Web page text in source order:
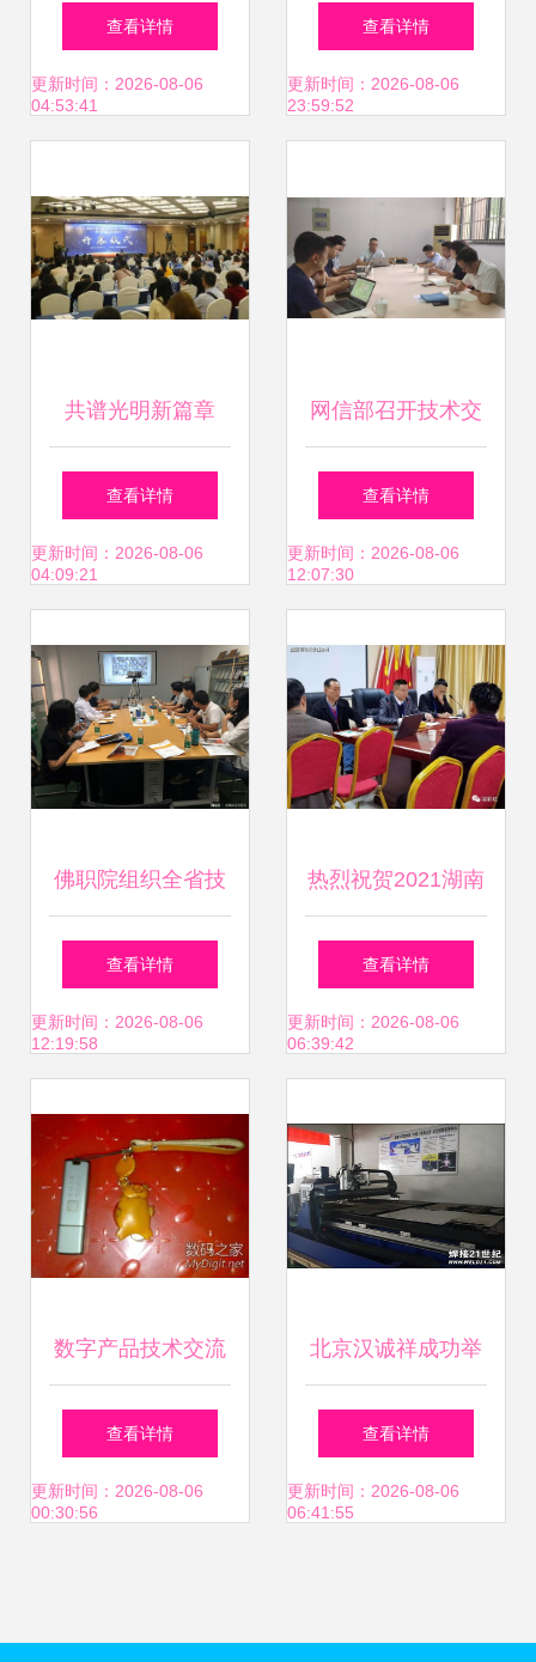
办“华为在新疆空
管”技术交流讲座，
章
查看详情
更新时间：2026-08-06
04:53:41
Kalibrix公司深化技
术合作，共拓全球
查看详情
更新时间：2026-08-06
23:59:52
共谱光明新篇章
2019西部干眼及眼
表疾病新技术学术
查看详情
更新时间：2026-08-06
04:09:21
网信部召开技术交
流座谈会，共绘网
络强国发展新蓝图
查看详情
更新时间：2026-08-06
12:07:30
佛职院组织全省技
工院校名师培训班
赴广东银纳开展3D
查看详情
更新时间：2026-08-06
12:19:58
热烈祝贺2021湖南
国彩技术交流与新
品推介会圆满落
图
查看详情
更新时间：2026-08-06
06:39:42
数字产品技术交流
构建开发者生态的
关键平台
查看详情
更新时间：2026-08-06
00:30:56
北京汉诚祥成功举
办产品技术培训交
流会，深化技术交
查看详情
更新时间：2026-08-06
06:41:55